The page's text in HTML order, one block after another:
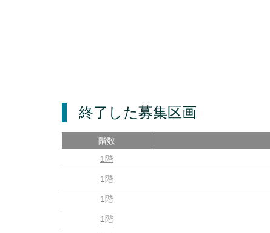
終了した募集区画
階数
1階
1階
1階
1階